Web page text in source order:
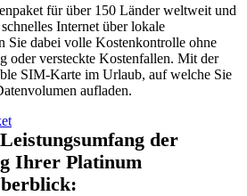
für über 150 Länder weltweit und
Internet über lokale
Sie dabei volle Kostenkontrolle ohne
oder versteckte Kostenfallen. Mit der
SIM-Karte im Urlaub, auf welche Sie
aufladen.
der
Ihrer Platinum